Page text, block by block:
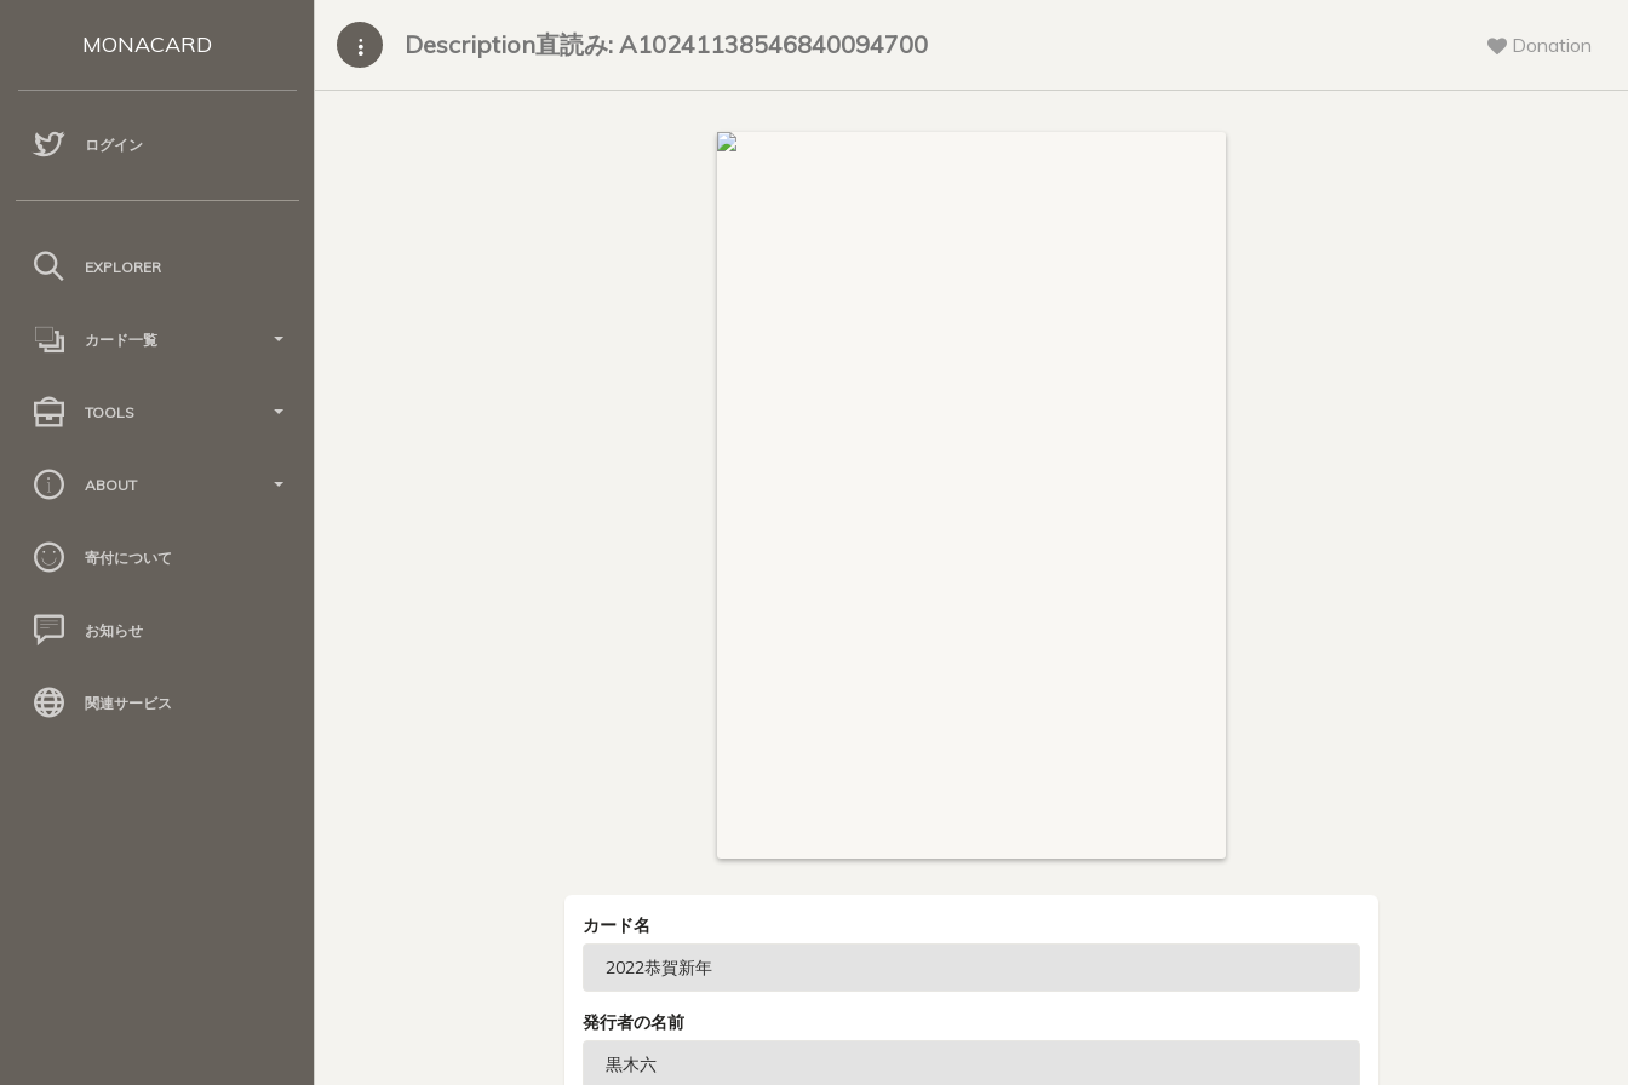
MONACARD
ログイン
EXPLORER
カード一覧
TOOLS
ABOUT
寄付について
お知らせ
関連サービス
Description直読み: A10241138546840094700 Donation
カード名
発行者の名前